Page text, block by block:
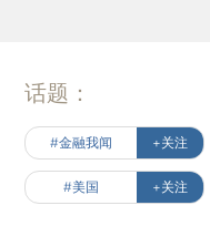
话题：
#金融我闻 +关注
#美国 +关注